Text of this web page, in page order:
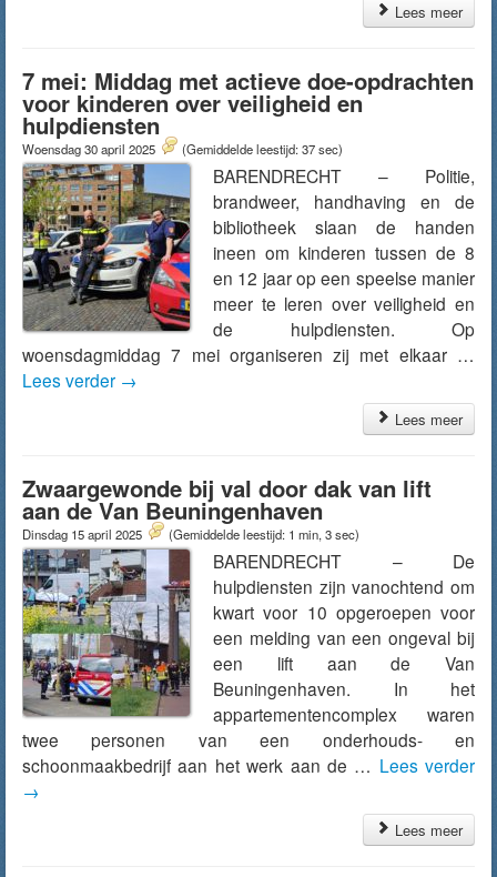
Lees meer
7 mei: Middag met actieve doe-opdrachten
voor kinderen over veiligheid en
hulpdiensten
Woensdag 30 april 2025 (Gemiddelde leestijd: 37 sec)
BARENDRECHT – Politie,
brandweer, handhaving en de
bibliotheek slaan de handen
ineen om kinderen tussen de 8
en 12 jaar op een speelse manier
meer te leren over veiligheid en
de hulpdiensten. Op
woensdagmiddag 7 mei organiseren zij met elkaar …
Lees verder →
Lees meer
Zwaargewonde bij val door dak van lift
aan de Van Beuningenhaven
Dinsdag 15 april 2025 (Gemiddelde leestijd: 1 min, 3 sec)
BARENDRECHT – De
hulpdiensten zijn vanochtend om
kwart voor 10 opgeroepen voor
een melding van een ongeval bij
een lift aan de Van
Beuningenhaven. In het
appartementencomplex waren
twee personen van een onderhouds- en
schoonmaakbedrijf aan het werk aan de … Lees verder
→
Lees meer